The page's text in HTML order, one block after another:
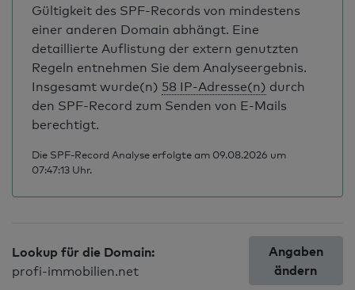
Gültigkeit des SPF-Records von mindestens
einer anderen Domain abhängt. Eine
detaillierte Auflistung der extern genutzten
Regeln entnehmen Sie dem Analyseergebnis.
Insgesamt wurde(n) 58 IP-Adresse(n) durch
den SPF-Record zum Senden von E-Mails
berechtigt.
Die SPF-Record Analyse erfolgte am 09.08.2026 um
07:47:13 Uhr.
Lookup für die Domain:
profi-immobilien.net
Angaben
ändern